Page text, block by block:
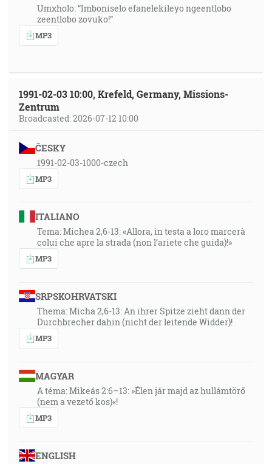
Umxholo: “Imboniselo efanelekileyo ngeentlobo
zeentlobo zovuko!”
MP3
1991-02-03 10:00, Krefeld, Germany, Missions-
Zentrum
Broadcasted: 2026-07-12 10:00
ČESKY
1991-02-03-1000-czech
MP3
ITALIANO
Tema: Michea 2,6-13: «Allora, in testa a loro marcerà
colui che apre la strada (non l’ariete che guida)!»
MP3
SRPSKOHRVATSKI
Thema: Micha 2,6-13: An ihrer Spitze zieht dann der
Durchbrecher dahin (nicht der leitende Widder)!
MP3
MAGYAR
A téma: Mikeás 2:6–13: »Élen jár majd az hullámtörő
(nem a vezető kos)«!
MP3
ENGLISH